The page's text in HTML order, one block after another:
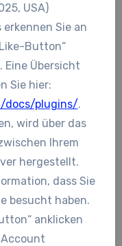
USA)
Sie an
Button“
Eine Übersicht
Sie hier:
docs/plugins/.
wird über das
Ihrem
hergestellt.
dass Sie
besucht haben.
anklicken